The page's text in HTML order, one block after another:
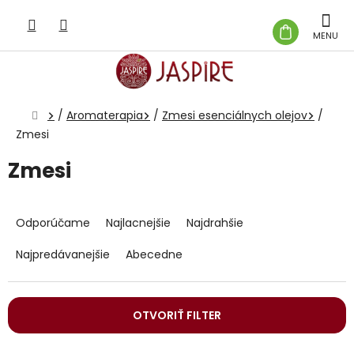
obsah
KOŠÍK
Domov
/ Aromaterapia / Zmesi esenciálnych olejov
/
Zmesi
Zmesi
a
e
e
p
Odporúčame Najlacnejšie
Najdrahšie
Najpredávanejšie
Abecedne
OTVORIŤ FILTER